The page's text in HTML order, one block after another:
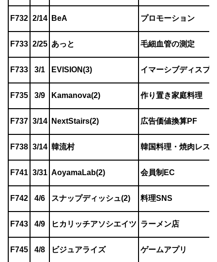
F732 2/14 BeA プロモーション
F733 2/25 あっと 毛細血管の測定
F733 3/1 EVISION(3) イマーシブディスプ
F735 3/9 Kamanova(2) 作り置き家庭料理
F737 3/14 NextStairs(2) 広告価値換算PF
F738 3/14 韓流村 韓国料理・焼肉レス
F741 3/31 AoyamaLab(2) 会員制EC
F742 4/6 スナップディッシュ(2) 料理SNS
F743 4/9 ヒカリッチアソシエイツ ラーメン店
F745 4/8 ビジュアライズ ゲームアプリ